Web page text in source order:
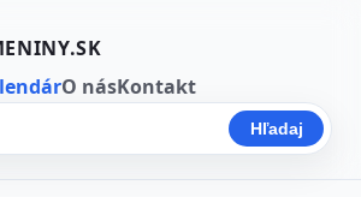
O násKontakt
Hľadaj